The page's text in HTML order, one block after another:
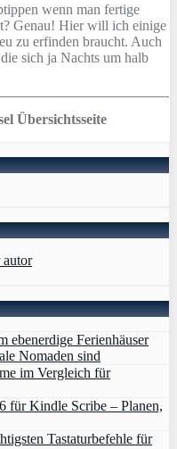
wenn man fertige
Genau! Hier will ich einige
zu erfinden braucht. Auch
sich ja Nachts um halb
Übersichtsseite
ebenerdige Ferienhäuser
Nomaden sind
im Vergleich für
für Kindle Scribe – Planen,
Tastaturbefehle für